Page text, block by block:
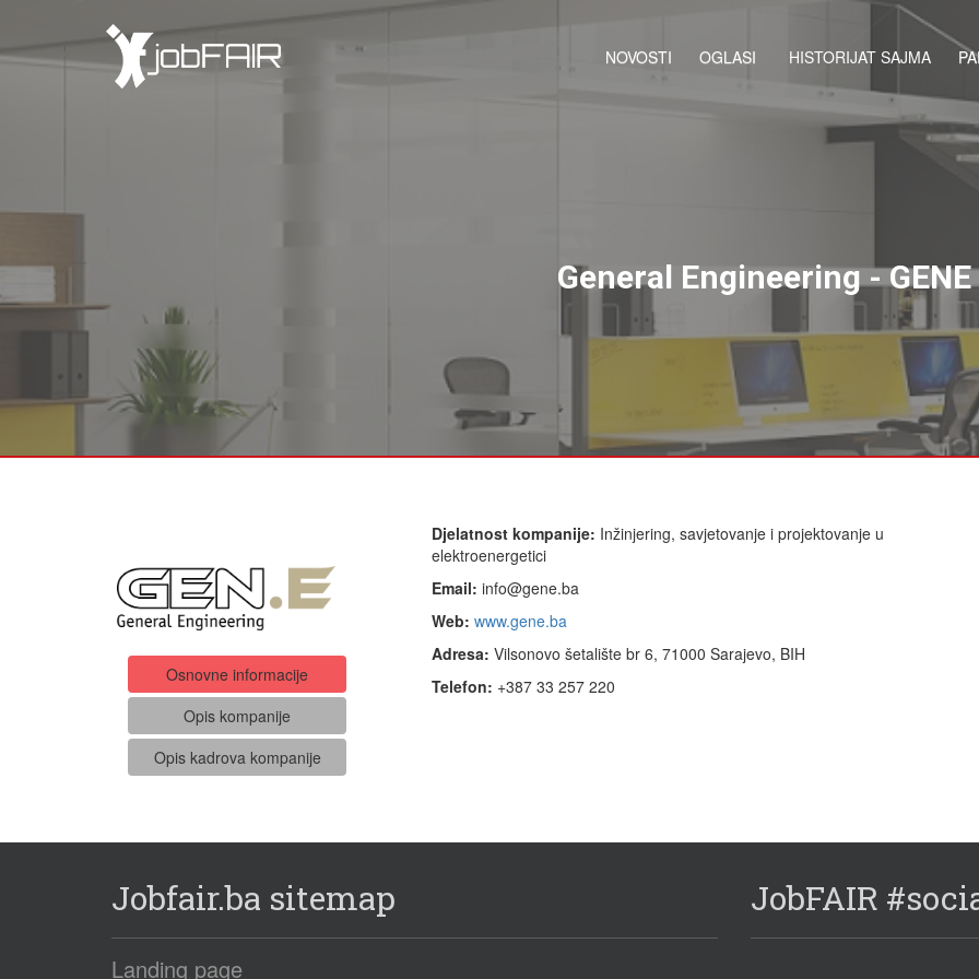
NOVOSTI OGLASI HISTORIJAT SAJMA
General Engineering - GENE
Osnovne informacije
Opis kompanije
Opis kadrova kompanije
Djelatnost kompanije: Inžinjering, savjetovanje i projektovanje u
elektroenergetici
Email: info@gene.ba
Web: www.gene.ba
Adresa: Vilsonovo šetalište br 6, 71000 Sarajevo, BIH
Telefon: +387 33 257 220
Jobfair.ba sitemap
Landing page
JobFAIR